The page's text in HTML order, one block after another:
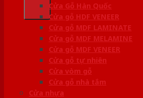
Cửa Gỗ Hàn Quốc
Cửa gỗ HDF VENEER
Cửa gỗ MDF LAMINATE
Cửa gỗ MDF MELAMINE
Cửa gỗ MDF VENEER
Cửa gỗ tự nhiên
Cửa vòm gỗ
Cửa gỗ nhà tắm
Cửa nhựa